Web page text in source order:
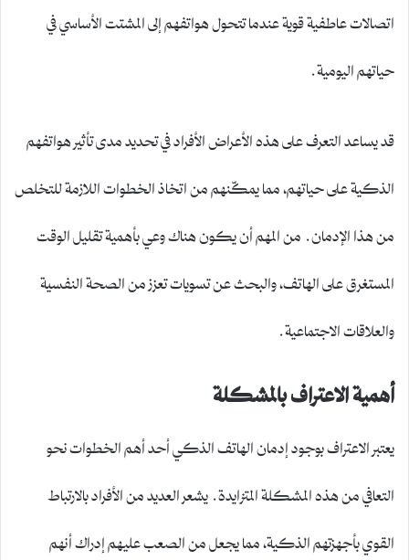
اتصالات عاطفية قوية عندما تتحول هواتفهم إلى المشتت الأساسي في
حياتهم اليومية.
قد يساعد التعرف على هذه الأعراض الأفراد في تحديد مدى تأثير هواتفهم
الذكية على حياتهم، مما يمكّنهم من اتخاذ الخطوات اللازمة للتخلص
من هذا الإدمان. من المهم أن يكون هناك وعي بأهمية تقليل الوقت
المستغرق على الهاتف، والبحث عن تسويات تعزز من الصحة النفسية
والعلاقات الاجتماعية.
أهمية الاعتراف بالمشكلة
يعتبر الاعتراف بوجود إدمان الهاتف الذكي أحد أهم الخطوات نحو
التعافي من هذه المشكلة المتزايدة. يشعر العديد من الأفراد بالارتباط
القوي بأجهزتهم الذكية، مما يجعل من الصعب عليهم إدراك أنهم